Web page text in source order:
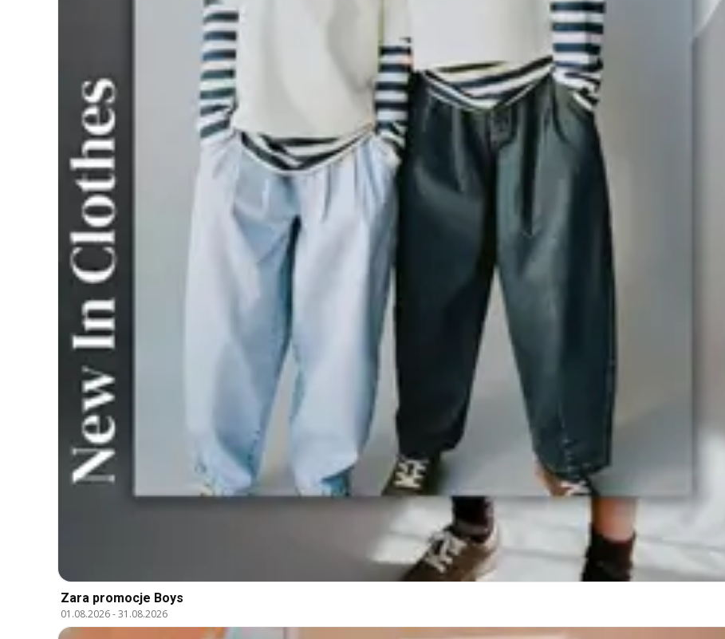
Zara promocje Boys
01.08.2026-31.08.2026